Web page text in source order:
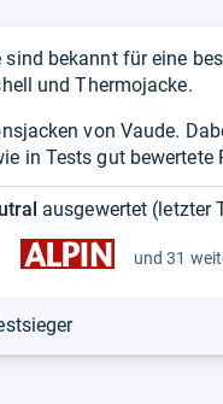
bekannt für eine
und Thermojacke.
von Vaude.
in Tests gut bewertete
ausgewertet (letzter
und 31